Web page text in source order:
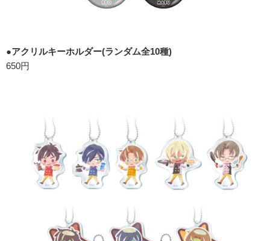
●アクリルキーホルダー(ランダム全10種)
650円